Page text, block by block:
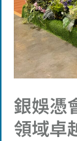
銀娛憑
領域卓